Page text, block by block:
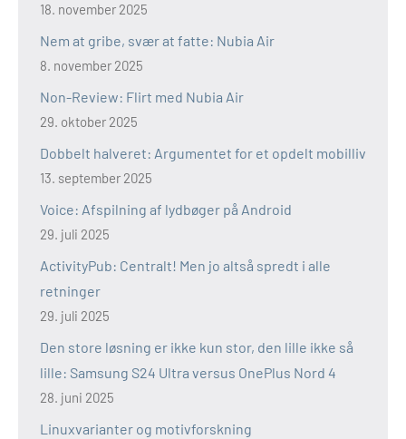
18. november 2025
Nem at gribe, svær at fatte: Nubia Air
8. november 2025
Non-Review: Flirt med Nubia Air
29. oktober 2025
Dobbelt halveret: Argumentet for et opdelt mobilliv
13. september 2025
Voice: Afspilning af lydbøger på Android
29. juli 2025
ActivityPub: Centralt! Men jo altså spredt i alle
retninger
29. juli 2025
Den store løsning er ikke kun stor, den lille ikke så
lille: Samsung S24 Ultra versus OnePlus Nord 4
28. juni 2025
Linuxvarianter og motivforskning